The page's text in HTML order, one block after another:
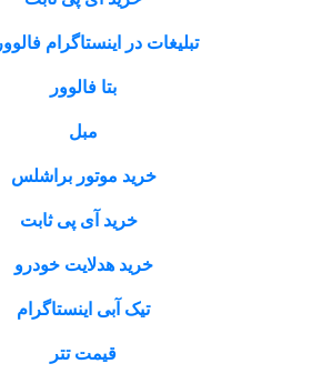
تبلیغات در اینستاگرام فالووریاب
بتا فالوور
خرید موتور براشلس
خرید آی پی ثابت
خرید هدلایت خودرو
تیک آبی اینستاگرام
قیمت تتر